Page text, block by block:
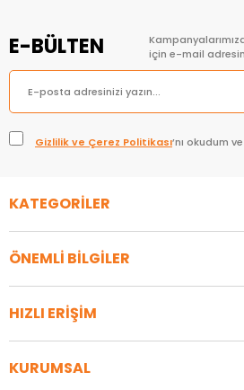
E-BÜLTEN
için e-mail
Gizlilik ve Çerez Politikası’nı okudum
KATEGORİLER
ÖNEMLİ BİLGİLER
HIZLI ERİŞİM
KURUMSAL